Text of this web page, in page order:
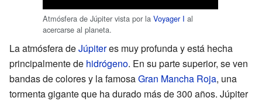
Atmósfera de Júpiter vista por la Voyager I al
acercarse al planeta.
La atmósfera deJúpiteres muy profunda y está hecha
principalmente de hidrógeno. En su parte superior, se ven
bandas de colores y la famosaGran Mancha Roja, una
tormenta gigante que ha durado más de 300 años. Júpiter